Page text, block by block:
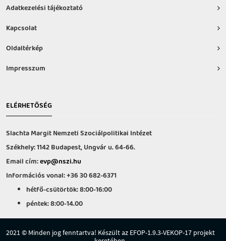
Adatkezelési tájékoztató
Kapcsolat
Oldaltérkép
Impresszum
ELÉRHETŐSÉG
Slachta Margit Nemzeti Szociálpolitikai Intézet
Székhely: 1142 Budapest, Ungvár u. 64-66.
Email cím:evp@nszi.hu
Információs vonal: +36 30 682-6371
hétfő-csütörtök: 8:00-16:00
péntek: 8:00-14.00
2021 © Minden jog fenntartva! Készült az EFOP-1.9.3-VEKOP-17 projekt